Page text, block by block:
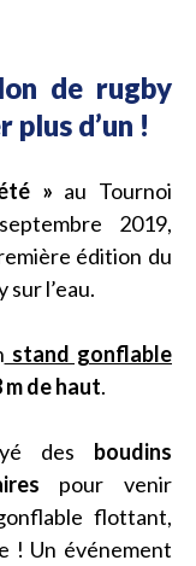
de rugby
d’un !
» au Tournoi
2019,
édition du
l’eau.
stand gonflable
m de haut.
des boudins
pour venir
flottant,
! Un événement